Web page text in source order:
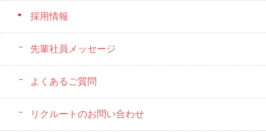
採用情報
先輩社員メッセージ
よくあるご質問
リクルートのお問い合わせ